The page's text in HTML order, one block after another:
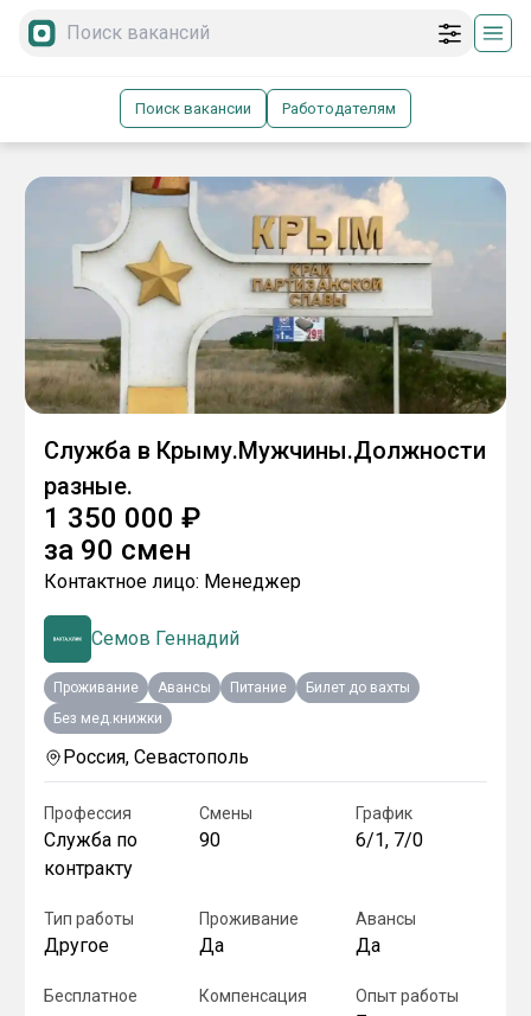
Поиск вакансии Работодателям
Служба в Крыму.Мужчины.Должности
разные.
1 350 000 ₽
за 90 смен
Контактное лицо: Менеджер
Семов Геннадий
Проживание Авансы Питание
Билет до вахты
Без мед.книжки
Россия, Севастополь
Профессия
Служба по
контракту
Смены
90
График
6/1, 7/0
Тип работы
Другое
Проживание
Да
Авансы
Да
Бесплатное
Компенсация
Опыт работы